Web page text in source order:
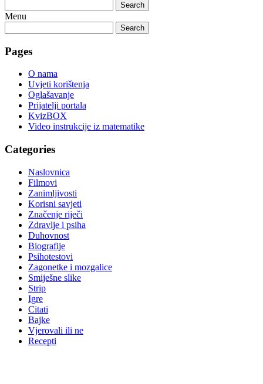
Search
Menu
Search
Pages
O nama
Uvjeti korištenja
Oglašavanje
Prijatelji portala
KvizBOX
Video instrukcije iz matematike
Categories
Naslovnica
Filmovi
Zanimljivosti
Korisni savjeti
Značenje riječi
Zdravlje i psiha
Duhovnost
Biografije
Psihotestovi
Zagonetke i mozgalice
Smiješne slike
Strip
Igre
Citati
Bajke
Vjerovali ili ne
Recepti